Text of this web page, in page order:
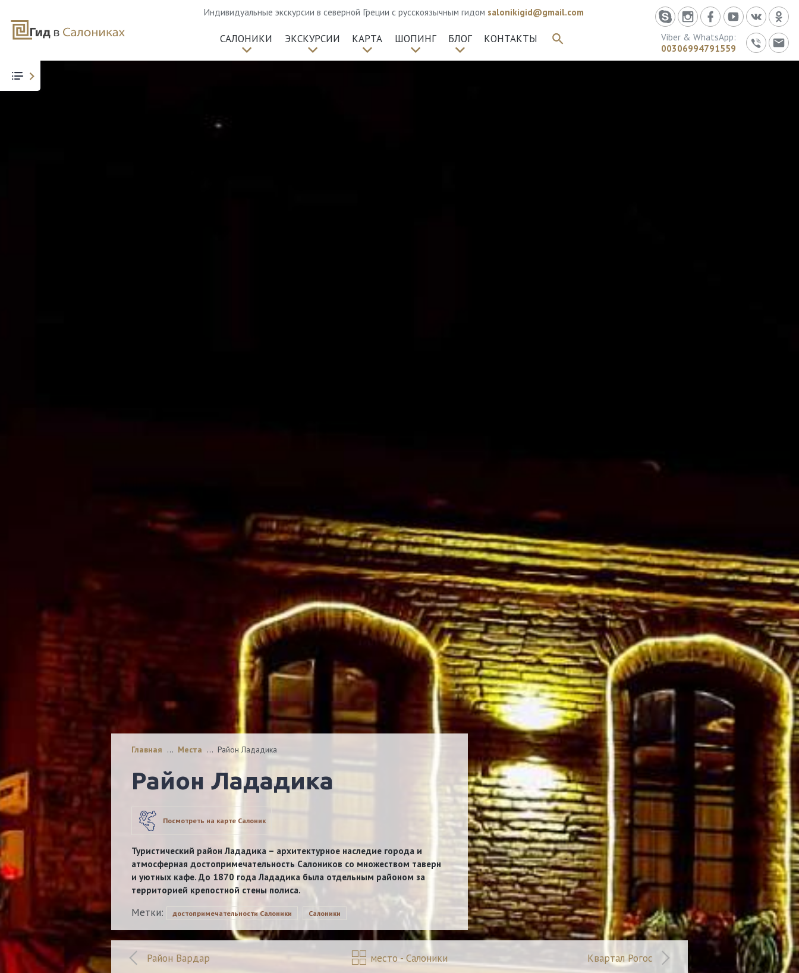
ИСКАТЬ
Индивидуальные экскурсии в северной Греции с русскоязычным гидом salonikigid@gmail.com
САЛОНИКИ ЭКСКУРСИИ КАРТА ШОПИНГ БЛОГ КОНТАКТЫ
Viber & WhatsApp:
00306994791559
Главная … Места … Район Лададика
Район Лададика
Посмотреть на карте Салоник
Туристический район Лададика – архитектурное наследие города и
атмосферная достопримечательность Салоников со множеством таверн
и уютных кафе. До 1870 года Лададика была отдельным районом за
территорией крепостной стены полиса.
Метки: достопримечательности Салоники Салоники
Район Вардар место - Салоники Квартал Рогос